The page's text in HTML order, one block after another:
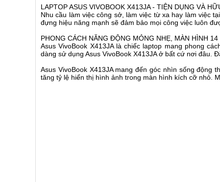
LAPTOP ASUS VIVOBOOK X413JA - TIỆN DỤNG VÀ
Nhu cầu làm việc công sở, làm việc từ xa hay làm việc
đựng hiệu năng mạnh sẽ đảm bảo mọi công việc luôn
PHONG CÁCH NĂNG ĐỘNG MỎNG NHẸ, MÀN HÌNH
Asus VivoBook X413JA là chiếc laptop mang phong
dàng sử dụng Asus VivoBook X413JA ở bất cứ nơi đâu.
Asus VivoBook X413JA mang đến góc nhìn sống động
tăng tỷ lệ hiển thị hình ảnh trong màn hình kích cỡ nhỏ.